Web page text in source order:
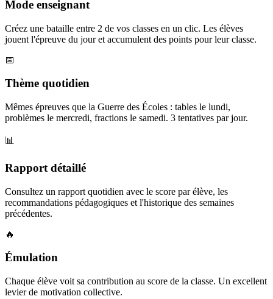
Mode enseignant
Créez une bataille entre 2 de vos classes en un clic. Les élèves
jouent l'épreuve du jour et accumulent des points pour leur classe.
📅
Thème quotidien
Mêmes épreuves que la Guerre des Écoles : tables le lundi,
problèmes le mercredi, fractions le samedi. 3 tentatives par jour.
📊
Rapport détaillé
Consultez un rapport quotidien avec le score par élève, les
recommandations pédagogiques et l'historique des semaines
précédentes.
🔥
Émulation
Chaque élève voit sa contribution au score de la classe. Un excellent
levier de motivation collective.